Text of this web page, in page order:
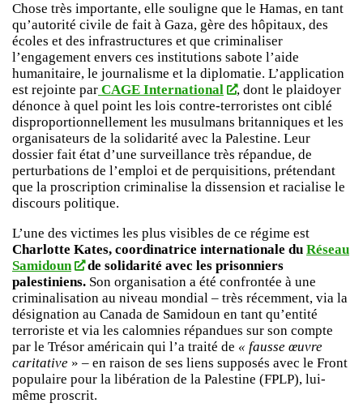
Chose très importante, elle souligne que le Hamas, en tant
qu’autorité civile de fait à Gaza, gère des hôpitaux, des
écoles et des infrastructures et que criminaliser
l’engagement envers ces institutions sabote l’aide
humanitaire, le journalisme et la diplomatie. L’application
est rejointe par CAGE International
, dont le plaidoyer
dénonce à quel point les lois contre-terroristes ont ciblé
disproportionnellement les musulmans britanniques et les
organisateurs de la solidarité avec la Palestine. Leur
dossier fait état d’une surveillance très répandue, de
perturbations de l’emploi et de perquisitions, prétendant
que la proscription criminalise la dissension et racialise le
discours politique.
L’une des victimes les plus visibles de ce régime est
Charlotte Kates, coordinatrice internationale du Réseau
Samidoun
de solidarité avec les prisonniers
palestiniens. Son organisation a été confrontée à une
criminalisation au niveau mondial – très récemment, via la
désignation au Canada de Samidoun en tant qu’entité
terroriste et via les calomnies répandues sur son compte
par le Trésor américain qui l’a traité de « fausse œuvre
caritative » – en raison de ses liens supposés avec le Front
populaire pour la libération de la Palestine (FPLP), lui-
même proscrit.